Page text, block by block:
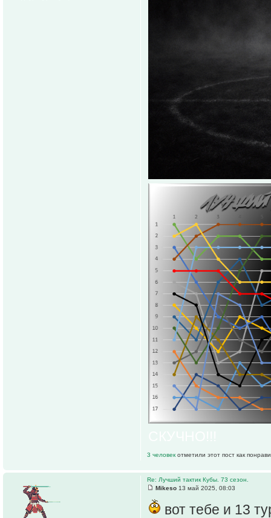
3 человек отметили этот пост как
Re: Лучший тактик Кубы. 73 сезон.
Mikeso 13 май 2025, 08:03
вот тебе и 13